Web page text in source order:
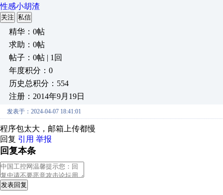
性感小胡渣
关注 私信
精华：0帖
求助：0帖
帖子：0帖 | 1回
年度积分：0
历史总积分：554
注册：2014年9月19日
发表于：2024-04-07 18:41:01
程序包太大，邮箱上传都慢
回复 引用 举报
回复本条
发表回复